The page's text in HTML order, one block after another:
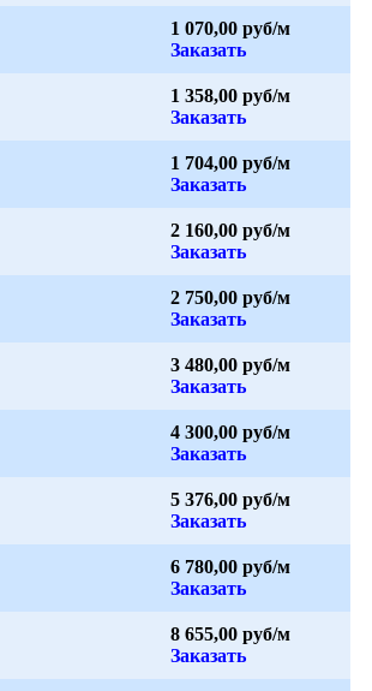
1 070,00 руб/м
Заказать
1 358,00 руб/м
Заказать
1 704,00 руб/м
Заказать
2 160,00 руб/м
Заказать
2 750,00 руб/м
Заказать
3 480,00 руб/м
Заказать
4 300,00 руб/м
Заказать
5 376,00 руб/м
Заказать
6 780,00 руб/м
Заказать
8 655,00 руб/м
Заказать